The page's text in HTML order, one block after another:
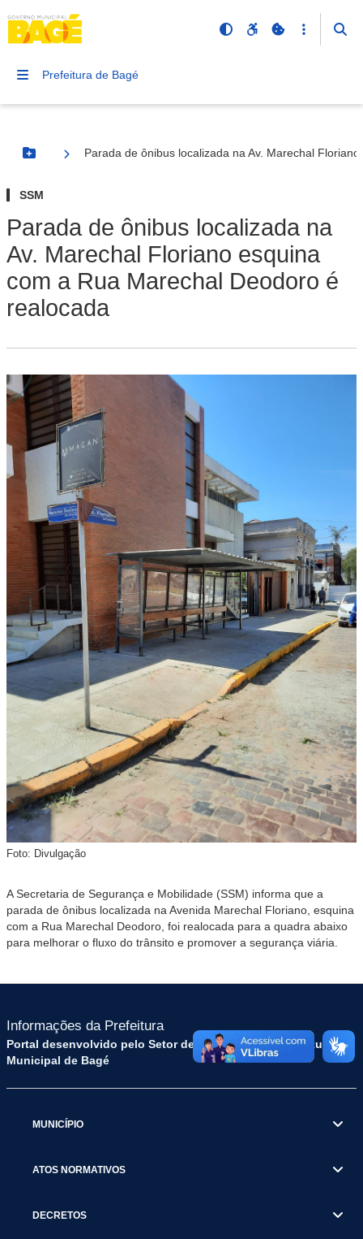
Prefeitura de Bagé
Botão Menu
Parada de ônibus localizada na Av. Marechal
SSM
Parada de ônibus localizada na
Av. Marechal Floriano esquina
com a Rua Marechal Deodoro é
realocada
Foto: Divulgação
A Secretaria de Segurança e Mobilidade (SSM) informa que a
parada de ônibus localizada na Avenida Marechal Floriano, esquina
com a Rua Marechal Deodoro, foi realocada para a quadra abaixo
para melhorar o fluxo do trânsito e promover a segurança viária.
Informações da Prefeitura
Portal desenvolvido pelo Setor de Tecnologia da Prefeitura
Municipal de Bagé
MUNICÍPIO
ATOS NORMATIVOS
DECRETOS